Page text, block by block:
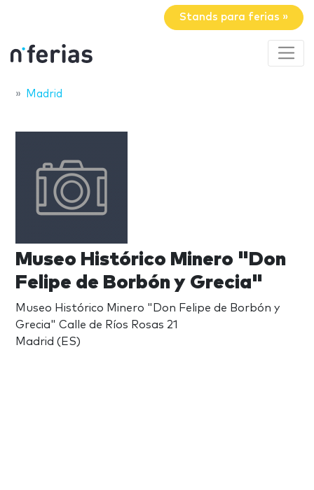
Stands para ferias »
Madrid
Museo Histórico Minero "Don
Felipe de Borbón y Grecia"
Museo Histórico Minero "Don Felipe de Borbón y
Grecia" Calle de Ríos Rosas 21
Madrid (ES)